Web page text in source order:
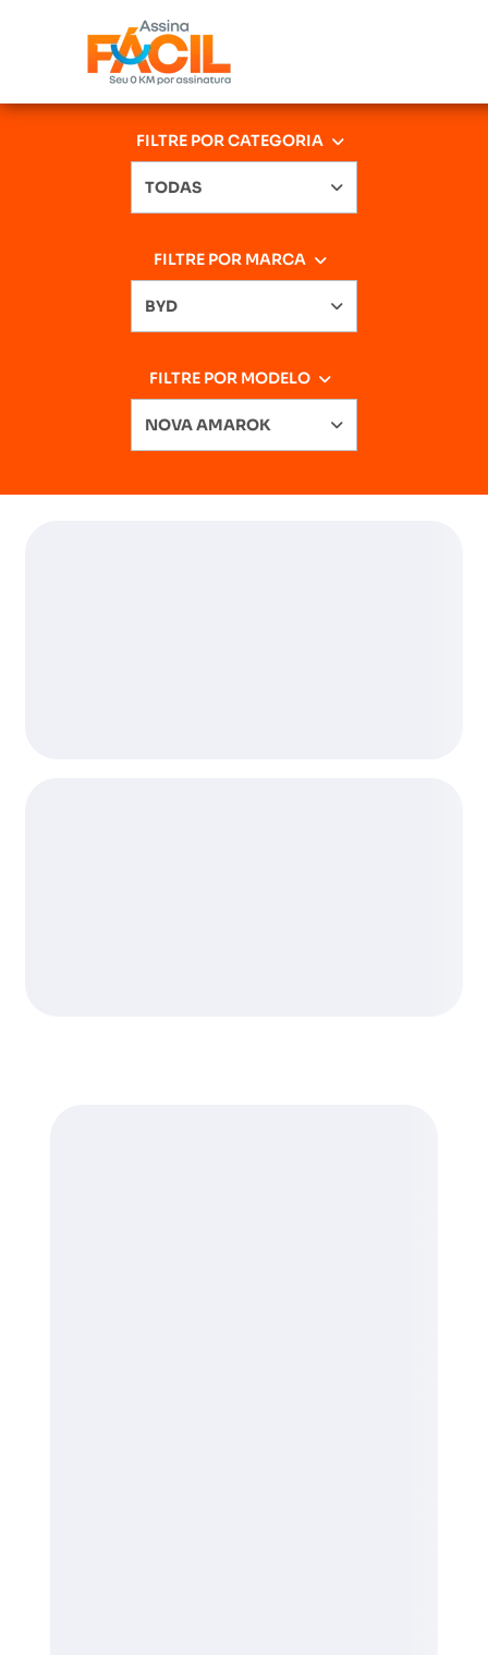
FILTRE POR CATEGORIA
TODAS
FILTRE POR MARCA
BYD
FILTRE POR MODELO
NOVA AMAROK